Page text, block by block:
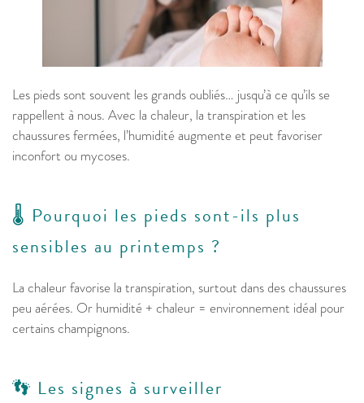
Les pieds sont souvent les grands oubliés… jusqu’à ce qu’ils se
rappellent à nous. Avec la chaleur, la transpiration et les
chaussures fermées, l’humidité augmente et peut favoriser
inconfort ou mycoses.
🌡️ Pourquoi les pieds sont-ils plus
sensibles au printemps ?
La chaleur favorise la transpiration, surtout dans des chaussures
peu aérées. Or humidité + chaleur = environnement idéal pour
certains champignons.
👣 Les signes à surveiller